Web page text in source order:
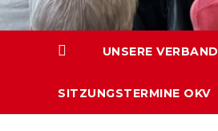
UNSERE
SITZUNGSTERMINE OKV